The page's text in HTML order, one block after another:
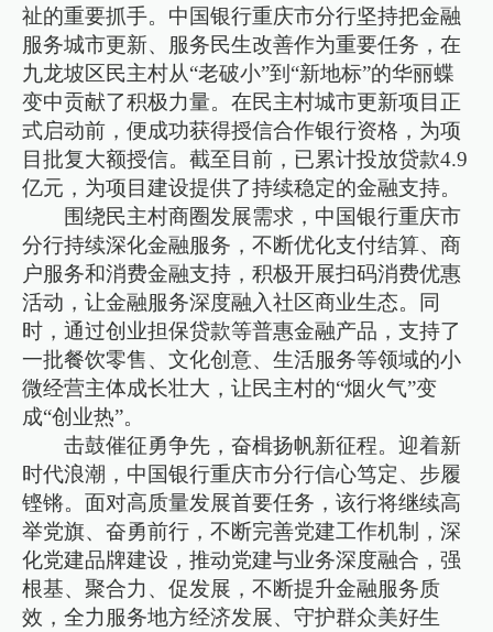
祉的重要抓手。中国银行重庆市分行坚持把金融
服务城市更新、服务民生改善作为重要任务，在
九龙坡区民主村从“老破小”到“新地标”的华丽蝶
变中贡献了积极力量。在民主村城市更新项目正
式启动前，便成功获得授信合作银行资格，为项
目批复大额授信。截至目前，已累计投放贷款4.9
亿元，为项目建设提供了持续稳定的金融支持。
围绕民主村商圈发展需求，中国银行重庆市
分行持续深化金融服务，不断优化支付结算、商
户服务和消费金融支持，积极开展扫码消费优惠
活动，让金融服务深度融入社区商业生态。同
时，通过创业担保贷款等普惠金融产品，支持了
一批餐饮零售、文化创意、生活服务等领域的小
微经营主体成长壮大，让民主村的“烟火气”变
成“创业热”。
击鼓催征勇争先，奋楫扬帆新征程。迎着新
时代浪潮，中国银行重庆市分行信心笃定、步履
铿锵。面对高质量发展首要任务，该行将继续高
举党旗、奋勇前行，不断完善党建工作机制，深
化党建品牌建设，推动党建与业务深度融合，强
根基、聚合力、促发展，不断提升金融服务质
效，全力服务地方经济发展、守护群众美好生